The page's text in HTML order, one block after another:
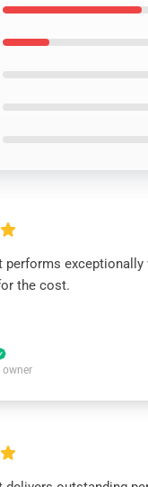
performs exceptionally
the cost.
owner